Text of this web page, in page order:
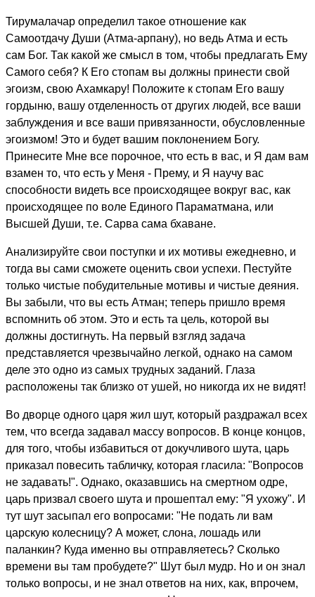
Тирумалачар определил такое отношение как
Самоотдачу Души (Атма-арпану), но ведь Атма и есть
сам Бог. Так какой же смысл в том, чтобы предлагать Ему
Самого себя? К Его стопам вы должны принести свой
эгоизм, свою Ахамкару! Положите к стопам Его вашу
гордыню, вашу отделенность от других людей, все ваши
заблуждения и все ваши привязанности, обусловленные
эгоизмом! Это и будет вашим поклонением Богу.
Принесите Мне все порочное, что есть в вас, и Я дам вам
взамен то, что есть у Меня - Прему, и Я научу вас
способности видеть все происходящее вокруг вас, как
происходящее по воле Единого Параматмана, или
Высшей Души, т.е. Сарва сама бхаване.
Анализируйте свои поступки и их мотивы ежедневно, и
тогда вы сами сможете оценить свои успехи. Пестуйте
только чистые побудительные мотивы и чистые деяния.
Вы забыли, что вы есть Атман; теперь пришло время
вспомнить об этом. Это и есть та цель, которой вы
должны достигнуть. На первый взгляд задача
представляется чрезвычайно легкой, однако на самом
деле это одно из самых трудных заданий. Глаза
расположены так близко от ушей, но никогда их не видят!
Во дворце одного царя жил шут, который раздражал всех
тем, что всегда задавал массу вопросов. В конце концов,
для того, чтобы избавиться от докучливого шута, царь
приказал повесить табличку, которая гласила: "Вопросов
не задавать!". Однако, оказавшись на смертном одре,
царь призвал своего шута и прошептал ему: "Я ухожу". И
тут шут засыпал его вопросами: "Не подать ли вам
царскую колесницу? А может, слона, лошадь или
паланкин? Куда именно вы отправляетесь? Сколько
времени вы там пробудете?" Шут был мудр. Но и он знал
только вопросы, и не знал ответов на них, как, впрочем,